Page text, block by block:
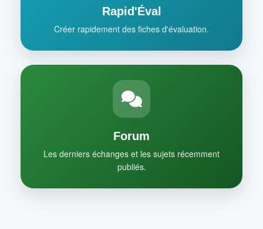
Rapid'Éval
Créer rapidement des fiches d'évaluation.
Forum
Les derniers échanges et les sujets récemment
publiés.